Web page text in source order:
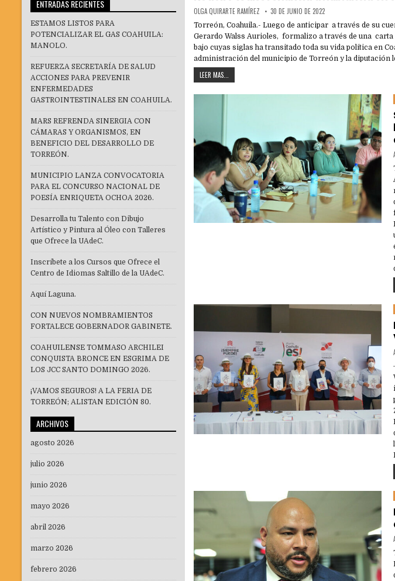
OLGA QUIRARTE RAMÍREZ 30 DE JUNIO DE 2022
Torreón, Coahuila.- Luego de anticipar a través de su
Gerardo Walss Aurioles, formalizo a través de una
bajo cuyas siglas ha transitado toda su vida política en
administración del municipio de Torreón y la diputación
LEER MAS...
ENTRADAS RECIENTES
ESTAMOS LISTOS PARA
POTENCIALIZAR EL GAS COAHUILA:
MANOLO.
REFUERZA SECRETARÍA DE SALUD
ACCIONES PARA PREVENIR
ENFERMEDADES
GASTROINTESTINALES EN COAHUILA.
MARS REFRENDA SINERGIA CON
CÁMARAS Y ORGANISMOS, EN
BENEFICIO DEL DESARROLLO DE
TORREÓN.
MUNICIPIO LANZA CONVOCATORIA
PARA EL CONCURSO NACIONAL DE
POESÍA ENRIQUETA OCHOA 2026.
Desarrolla tu Talento con Dibujo
Artístico y Pintura al Óleo con Talleres
que Ofrece la UAdeC.
Inscríbete a los Cursos que Ofrece el
Centro de Idiomas Saltillo de la UAdeC.
Aquí Laguna.
CON NUEVOS NOMBRAMIENTOS
FORTALECE GOBERNADOR GABINETE.
COAHUILENSE TOMMASO ARCHILEI
CONQUISTA BRONCE EN ESGRIMA DE
LOS JCC SANTO DOMINGO 2026.
¡VAMOS SEGUROS! A LA FERIA DE
TORREÓN; ALISTAN EDICIÓN 80.
ARCHIVOS
agosto 2026
julio 2026
junio 2026
mayo 2026
abril 2026
marzo 2026
febrero 2026